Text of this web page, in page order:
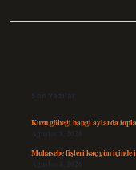
Son Yazılar
Kuzu göbeği hangi aylarda
Ağustos 8, 2026
Muhasebe fişleri kaç gün içinde
Ağustos 8, 2026